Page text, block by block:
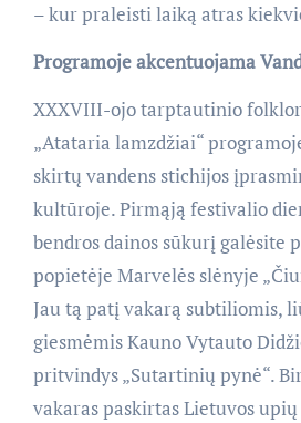
– kur praleisti laiką atras
Programoje akcentuojama
XXXVIII-ojo tarptautinio
„Atataria lamzdžiai“
skirtų vandens stichijos
kultūroje. Pirmąją festivalio
bendros dainos sūkurį galėsite
popietėje Marvelės slėnyje
Jau tą patį vakarą subtiliomis,
giesmėmis Kauno Vytauto
pritvindys „Sutartinių pynė“.
vakaras paskirtas Lietuvos